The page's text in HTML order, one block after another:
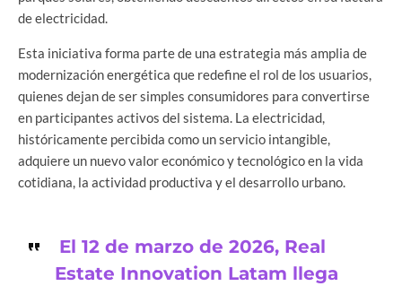
de electricidad.
Esta iniciativa forma parte de una estrategia más amplia de
modernización energética que redefine el rol de los usuarios,
quienes dejan de ser simples consumidores para convertirse
en participantes activos del sistema. La electricidad,
históricamente percibida como un servicio intangible,
adquiere un nuevo valor económico y tecnológico en la vida
cotidiana, la actividad productiva y el desarrollo urbano.
El 12 de marzo de 2026, Real
Estate Innovation Latam llega